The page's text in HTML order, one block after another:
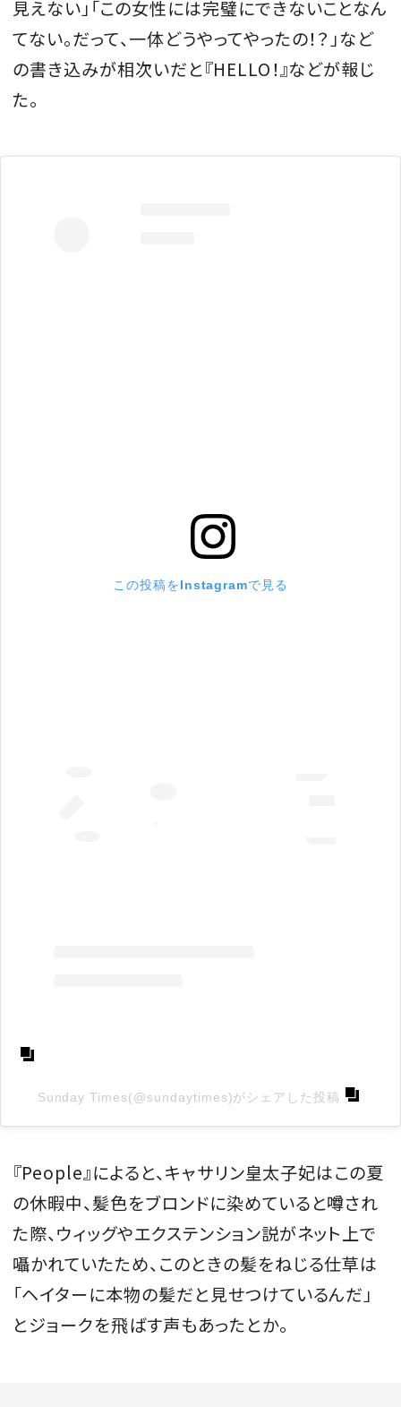
見えない」「この女性には完璧にできないことなん
てない。だって、一体どうやってやったの！？」など
の書き込みが相次いだと『HELLO！』などが報じ
た。
この投稿をInstagramで見る
Sunday Times(@sundaytimes)がシェアした投稿
『People』によると、キャサリン皇太子妃はこの夏
の休暇中、髪色をブロンドに染めていると噂され
た際、ウィッグやエクステンション説がネット上で
囁かれていたため、このときの髪をねじる仕草は
「ヘイターに本物の髪だと見せつけているんだ」
とジョークを飛ばす声もあったとか。